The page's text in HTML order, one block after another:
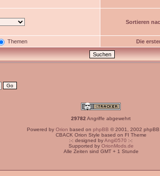
Sortieren
Themen Die
29782 Angriffe abgewehrt
Powered by Orion based on phpBB © 2001, 2002 phpBB
CBACK Orion Style based on FI Theme
:-: designed byAngi0570 :-:
Supported by OrionMods.de
Alle Zeiten sind GMT + 1 Stunde